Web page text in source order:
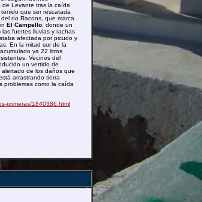
de Levante tras la caída
que ser rescatada
río Racons, que marca
El Campello , donde un
las fuertes lluvias y rachas
afectada por picudo y
En la mitad sur de la
ya 22 litros
Vecinos del
un vertido de
de los daños que
arrastrando tierra
problemas como la caída
primeras/1840386.html